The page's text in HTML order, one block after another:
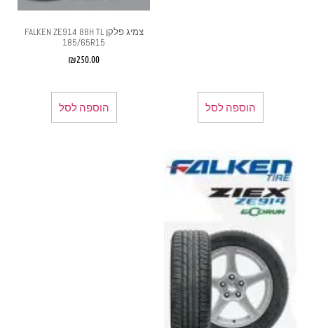
הוספה לסל
צמיג פלקן FALKEN ZE914 88H TL
185/65R15
₪250.00
הוספה לסל